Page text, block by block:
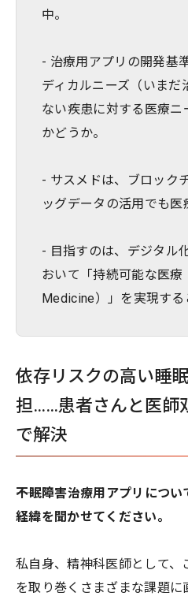
中。
- 治療用アプリの開発基
ディカルニーズ（いまだ
ない疾患に対する医療ニ
かどうか。
- サスメドは、ブロック
ッグデータの活用でも医
- 目指すのは、デジタル
おいて「持続可能な医療
Medicine）」を実現する
依存リスクの高い睡
担……患者さんと医師
で解決
――不眠障害治療用アプリにつ
経緯を聞かせてください。
私自身、精神科医師として、
を取り巻くさまざまな課題